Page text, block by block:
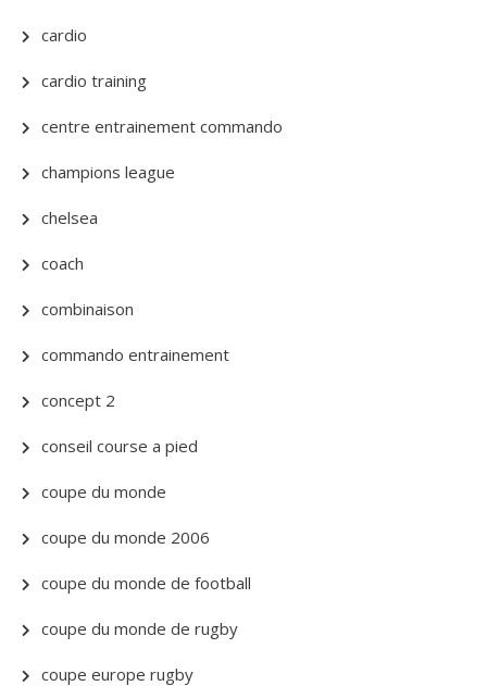
cardio
cardio training
centre entrainement commando
champions league
chelsea
coach
combinaison
commando entrainement
concept 2
conseil course a pied
coupe du monde
coupe du monde 2006
coupe du monde de football
coupe du monde de rugby
coupe europe rugby